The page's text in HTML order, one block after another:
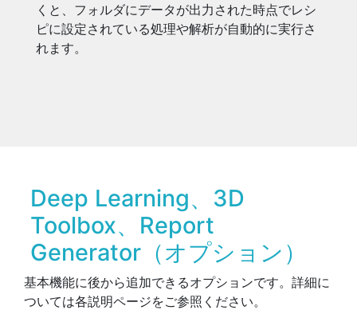
くと、フォルダにデータが出力された時点でレシ
ピに設定されている処理や解析が自動的に実行さ
れます。
Deep Learning、3D
Toolbox、Report
Generator（オプション）
基本機能に後から追加できるオプションです。詳細に
ついては各説明ページをご参照ください。